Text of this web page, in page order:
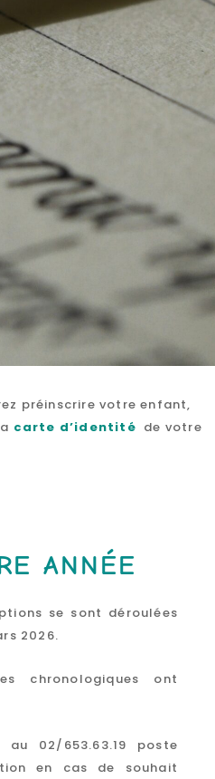
préinscrire votre enfant,
carte d’identité de votre
ANNÉE
se sont déroulées
2026.
chronologiques ont
02/653.63.19 poste
en cas de souhait